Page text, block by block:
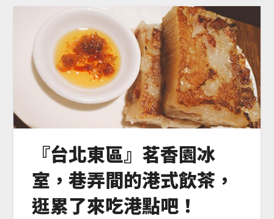
『台北東區』茗香園冰
室，巷弄間的港式飲茶，
逛累了來吃港點吧！